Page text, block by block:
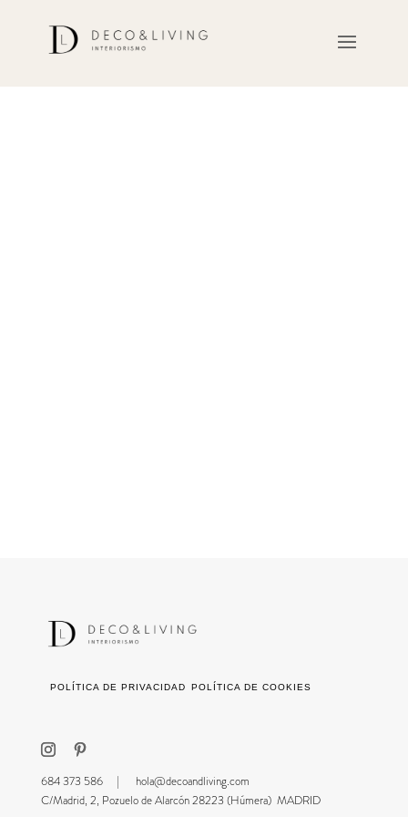
POLÍTICA DE PRIVACIDAD POLÍTICA DE COOKIES
684 373 586 | hola@decoandliving.com
C/Madrid, 2, Pozuelo de Alarcón 28223 (Húmera) MADRID